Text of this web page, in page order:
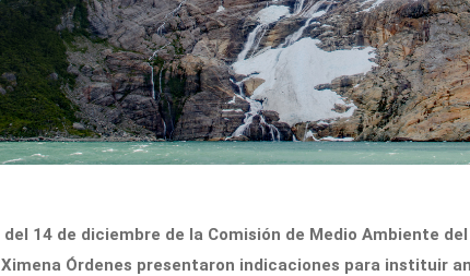
del 14 de diciembre de la Comisión de Medio Ambiente
Órdenes presentaron indicaciones para instituir